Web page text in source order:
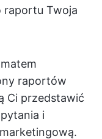
raportu Twoja
raportów
Ci przedstawić
i